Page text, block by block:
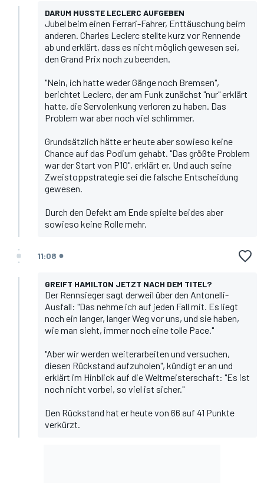
DARUM MUSSTE LECLERC AUFGEBEN
Jubel beim einen Ferrari-Fahrer, Enttäuschung beim
anderen. Charles Leclerc stellte kurz vor Rennende
ab und erklärt, dass es nicht möglich gewesen sei,
den Grand Prix noch zu beenden.
"Nein, ich hatte weder Gänge noch Bremsen",
berichtet Leclerc, der am Funk zunächst "nur" erklärt
hatte, die Servolenkung verloren zu haben. Das
Problem war aber noch viel schlimmer.
Grundsätzlich hätte er heute aber sowieso keine
Chance auf das Podium gehabt. "Das größte Problem
war der Start von P10", erklärt er. Und auch seine
Zweistoppstrategie sei die falsche Entscheidung
gewesen.
Durch den Defekt am Ende spielte beides aber
sowieso keine Rolle mehr.
11:08
GREIFT HAMILTON JETZT NACH DEM TITEL?
Der Rennsieger sagt derweil über den Antonelli-
Ausfall: "Das nehme ich auf jeden Fall mit. Es liegt
noch ein langer, langer Weg vor uns, und sie haben,
wie man sieht, immer noch eine tolle Pace."
"Aber wir werden weiterarbeiten und versuchen,
diesen Rückstand aufzuholen", kündigt er an und
erklärt im Hinblick auf die Weltmeisterschaft: "Es ist
noch nicht vorbei, so viel ist sicher."
Den Rückstand hat er heute von 66 auf 41 Punkte
verkürzt.